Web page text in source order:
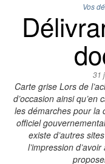
Vos
31
Carte grise Lors de
d’occasion ainsi qu’en
les démarches pour la
officiel
existe d’autres
l’impression